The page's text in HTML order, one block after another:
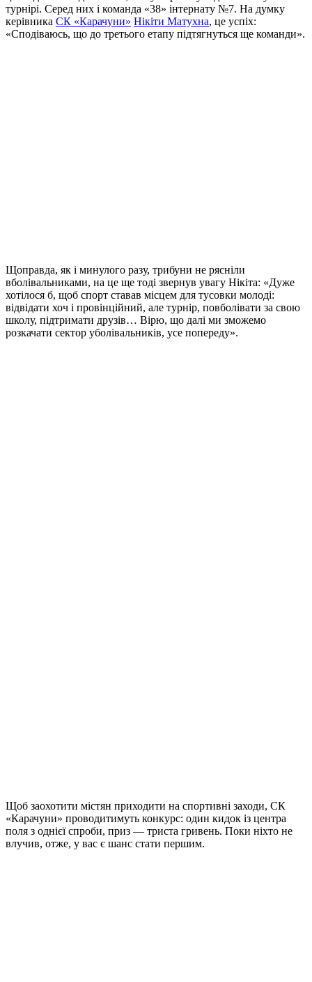
турнірі. Серед них і команда «38» інтернату №7. На думку
керівника СК «Карачуни» Нікіти Матухна, це успіх:
«Сподіваюсь, що до третього етапу підтягнуться ще команди».
Щоправда, як і минулого разу, трибуни не рясніли
вболівальниками, на це ще тоді звернув увагу Нікіта: «Дуже
хотілося б, щоб спорт ставав місцем для тусовки молоді:
відвідати хоч і провінційний, але турнір, повболівати за свою
школу, підтримати друзів… Вірю, що далі ми зможемо
розкачати сектор уболівальників, усе попереду».
Щоб заохотити містян приходити на спортивні заходи, СК
«Карачуни» проводитимуть конкурс: один кидок із центра
поля з однієї спроби, приз — триста гривень. Поки ніхто не
влучив, отже, у вас є шанс стати першим.